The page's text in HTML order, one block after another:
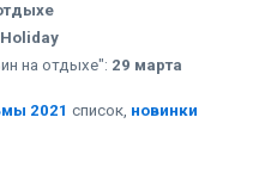
на отдыхе": 29 марта
2021 список, новинки